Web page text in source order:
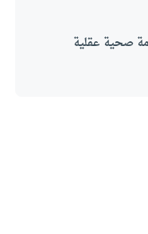
صحية عقلية